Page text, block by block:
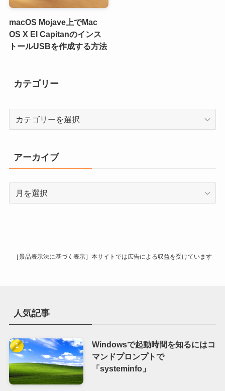
macOS Mojave上でMac
OS X El Capitanのインス
トールUSBを作成する方法
カテゴリー
リ
ー
アーカイブ
［景品表示法に基づく表示］本サイトでは広告による収益を受けています
人気記事
Windowsで起動時間を知るにはコ
マンドプロンプトで
「systeminfo」